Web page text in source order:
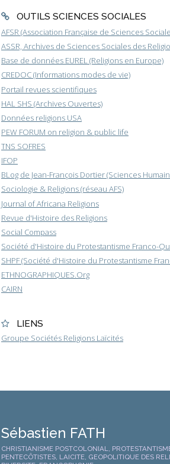
OUTILS SCIENCES SOCIALES
AFSR (Association Française de Sciences
ASSR, Archives de Sciences Sociales des
Base de données EUREL (Religions en Europe)
CREDOC (Informations modes de vie)
Portail revues scientifiques
HAL SHS (Archives Ouvertes)
Données religions USA
PEW FORUM on religion & public life
TNS SOFRES
IFOP
BLog de Jean-François Dortier (Sciences
Sociologie & Religions (réseau AFS)
Journal of Africana Religions
Revue d'Histoire des Religions
Social Compass
Société d'Histoire du Protestantisme Franco-
SHPF (Société d'Histoire du Protestantisme
ETHNOGRAPHIQUES.Org
CAIRN
LIENS
Groupe Sociétés Religions Laïcités
Sébastien FATH
CHRISTIANISME POSTCOLONIAL,
PENTECÔTISTES, LAICITE, GEOPOLITIQUE DES